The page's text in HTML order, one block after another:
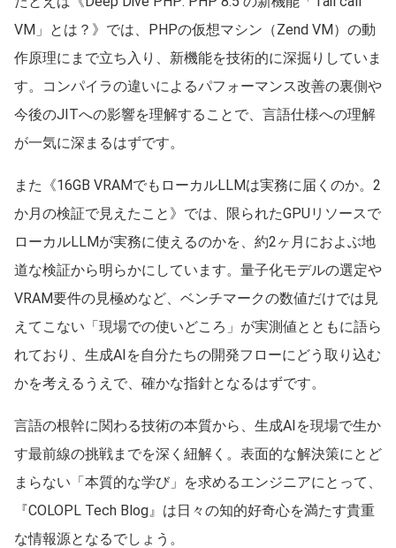
VM」とは？》では、PHPの仮想マシン（Zend VM）の動
作原理にまで立ち入り、新機能を技術的に深掘りしていま
す。コンパイラの違いによるパフォーマンス改善の裏側や
今後のJITへの影響を理解することで、言語仕様への理解
が一気に深まるはずです。
また《16GB VRAMでもローカルLLMは実務に届くのか。2
か月の検証で見えたこと》では、限られたGPUリソースで
ローカルLLMが実務に使えるのかを、約2ヶ月におよぶ地
道な検証から明らかにしています。量子化モデルの選定や
VRAM要件の見極めなど、ベンチマークの数値だけでは見
えてこない「現場での使いどころ」が実測値とともに語ら
れており、生成AIを自分たちの開発フローにどう取り込む
かを考えるうえで、確かな指針となるはずです。
言語の根幹に関わる技術の本質から、生成AIを現場で生か
す最前線の挑戦までを深く紐解く。表面的な解決策にとど
まらない「本質的な学び」を求めるエンジニアにとって、
『COLOPL Tech Blog』は日々の知的好奇心を満たす貴重
な情報源となるでしょう。